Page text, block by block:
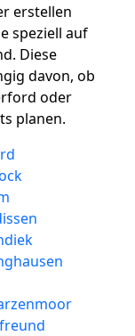
erstellen
speziell auf
Diese
davon, ob
oder
planen.